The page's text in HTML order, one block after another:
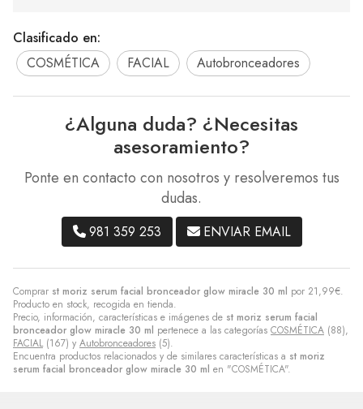
Comprar st moriz serum facial bronceador glow miracle 30 ml por 21,99€.
Producto en stock, recogida en tienda.
Precio, información, características e imágenes de st moriz serum facial
bronceador glow miracle 30 ml pertenece a las categorías COSMÉTICA (88),
FACIAL(167) y Autobronceadores (5).
Encuentra productos relacionados y de similares características a st moriz
serum facial bronceador glow miracle 30 ml en "COSMÉTICA".
Clasificado en:
COSMÉTICA
FACIAL Autobronceadores
¿Alguna duda? ¿Necesitas
asesoramiento?
Ponte en contacto con nosotros y resolveremos tus
dudas.
981 359 253 ENVIAR EMAIL